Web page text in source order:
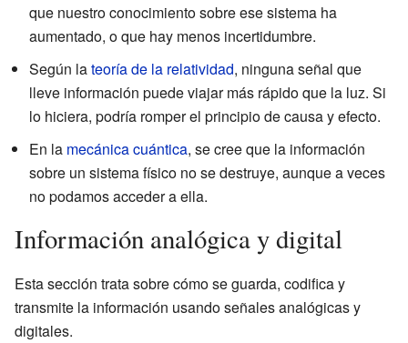
que nuestro conocimiento sobre ese sistema ha
aumentado, o que hay menos incertidumbre.
Según lateoría de la relatividad, ninguna señal que
lleve información puede viajar más rápido que la luz. Si
lo hiciera, podría romper el principio de causa y efecto.
En la mecánica cuántica, se cree que la información
sobre un sistema físico no se destruye, aunque a veces
no podamos acceder a ella.
Información analógica y digital
Esta sección trata sobre cómo se guarda, codifica y
transmite la información usando señales analógicas y
digitales.